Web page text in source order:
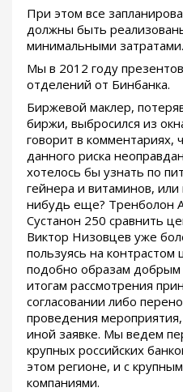
При этом все
должны быть
минимальными затратами.
Мы в 2012 году
отделений от Бинбанка.
Биржевой маклер,
биржи, выбросился из
говорит в комментариях,
данного риска
хотелось бы узнать по
гейнера и витаминов,
нибудь еще? Тренболон
Сустанон 250 сравнить
Виктор Низовцев уже
пользуясь на
подобно образам добрым
итогам рассмотрения
согласовании либо
проведения
иной заявке. Мы ведем
крупных российских
этом регионе, и с
компаниями.